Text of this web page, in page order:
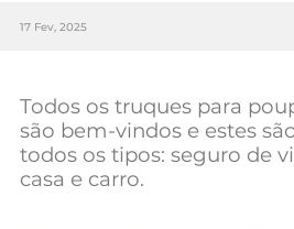
Sociedade
Negócios
Mundial 2026
17 Fev, 2025
Todos os truques para
são bem-vindos e estes
todos os tipos: seguro de
casa e carro.